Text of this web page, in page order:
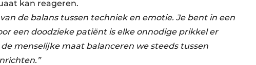
kan reageren.
van de balans tussen techniek en emotie. Je bent in een
een doodzieke patiënt is elke onnodige prikkel er
menselijke maat balanceren we steeds tussen